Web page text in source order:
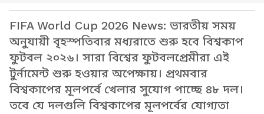
FIFA World Cup 2026 News: ভারতীয় সময়
অনুযায়ী বৃহস্পতিবার মধ্যরাতে শুরু হবে বিশ্বকাপ
ফুটবল ২০২৬। সারা বিশ্বের ফুটবলপ্রেমীরা এই
টুর্নামেন্ট শুরু হওয়ার অপেক্ষায়। প্রথমবার
বিশ্বকাপের মূলপর্বে খেলার সুযোগ পাচ্ছে ৪৮ দল।
তবে যে দলগুলি বিশ্বকাপের মূলপর্বের যোগ্যতা